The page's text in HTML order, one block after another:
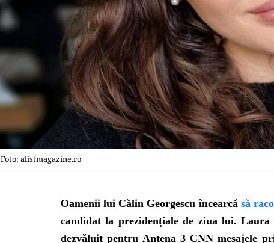
Foto: alistmagazine.ro
Oamenii lui Călin Georgescu încearcă să
candidat la prezidențiale de ziua lui. Laura
dezvăluit pentru Antena 3 CNN mesajele